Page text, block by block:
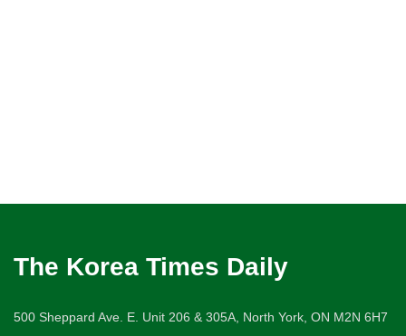
The Korea Times Daily
500 Sheppard Ave. E. Unit 206 & 305A, North York, ON M2N 6H7